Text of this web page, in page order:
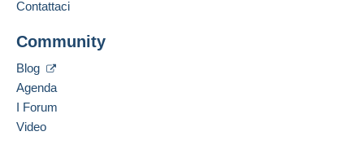
disponibili su Delcampe nella pagina "
Un pagamento non effettuato tramite
pagamento integrato nel sito
venditore all'acquirente. Un acquisto non pagato
dell'acquirente.
Contattare il venditore
Contattaci
Community
Blog
Agenda
I Forum
Video